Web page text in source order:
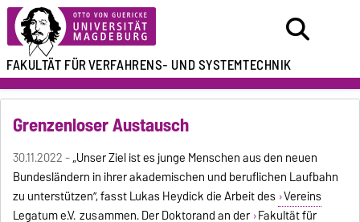
FAKULTÄT FÜRVERFAHRENS- UND SYSTEMTECHNIK
Grenzenloser Austausch
30.11.2022 -„Unser Ziel ist es junge Menschen aus den neuen
Bundesländern in ihrer akademischen und beruflichen Laufbahn
zu unterstützen”, fasst Lukas Heydick die Arbeit des Vereins
Legatum e.V. zusammen. Der Doktorand an der Fakultät für